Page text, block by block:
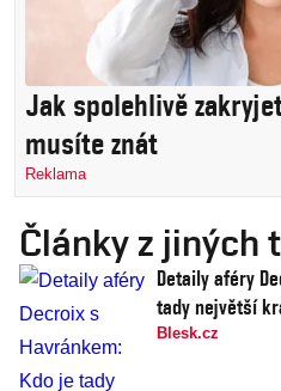
Jak spolehlivě
musíte znát
Reklama
Články z jiných
Detaily aféry
tady největší
Blesk.cz